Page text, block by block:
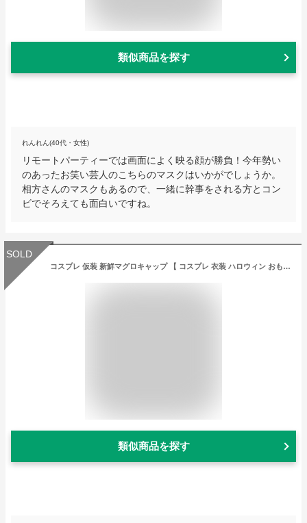
類似商品を探す
れんれん(40代・女性)
リモートパーティーでは画面によく映る顔が勝負！今年勢い
のあったお笑い芸人のこちらのマスクはいかがでしょうか。
相方さんのマスクもあるので、一緒に幹事をされる方とコン
ビでそろえても面白いですね。
SOLD
コスプレ 仮装 新鮮マグロキャップ 【 コスプレ 衣装 ハロウィン おもしろ かぶりもの 面白い アニマル 動物 帽子 ハロウィン 衣装 パーティーグッズ ウケる 変装グッズ おもしろハット おもしろ帽子 プチ仮装 笑える 】
類似商品を探す